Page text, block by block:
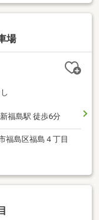
場
新福島駅 徒歩6分
福島区福島４丁目